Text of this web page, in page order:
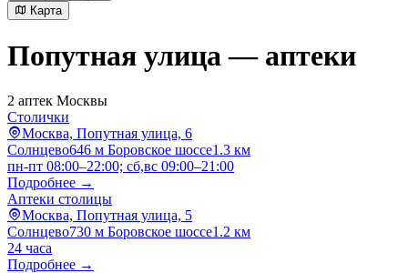
Карта
Попутная улица — аптеки
2 аптек Москвы
Столички
Москва, Попутная улица, 6
Солнцево646 м Боровское шоссе1.3 км
пн-пт 08:00–22:00; сб,вс 09:00–21:00
Подробнее →
Аптеки столицы
Москва, Попутная улица, 5
Солнцево730 м Боровское шоссе1.2 км
24 часа
Подробнее →